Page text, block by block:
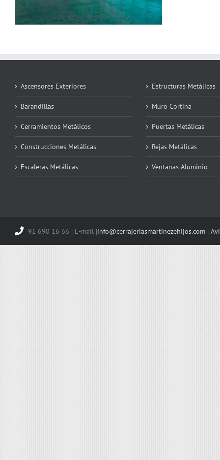
Ascensores Exteriores
Barandillas
Cerramientos Metálicos
Construcciones Metálicas
Escaleras Metálicas
Estructuras Metálicas
Muro Cortina
Puertas Metálicas
Rejas Metálicas
Ventanas Aluminio
91 690 16 66 | E-mail |info@cerrajeriasmartinezehijos.com |